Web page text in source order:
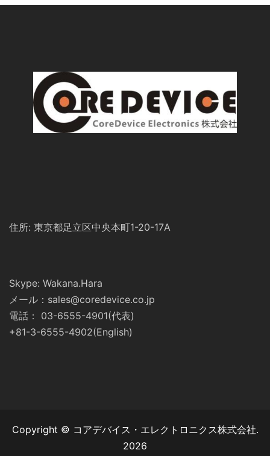
住所: 東京都足立区中央本町1-20-17A
Skype: Wakana.Hara
メール：sales@coredevice.co.jp
電話： 03-6555-4901(代表)
+81-3-6555-4902(English)
Copyright © コアデバイス・エレクトロニクス株式会社.
2026